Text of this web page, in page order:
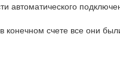
автоматического
счете все они